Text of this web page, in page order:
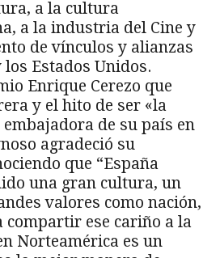
a la cultura
a la industria del Cine y
de vínculos y alianzas
los Estados Unidos.
Enrique Cerezo que
y el hito de ser «la
de su país en
agradeció su
que “España
una gran cultura, un
valores como nación,
compartir ese cariño a la
Norteamérica es un